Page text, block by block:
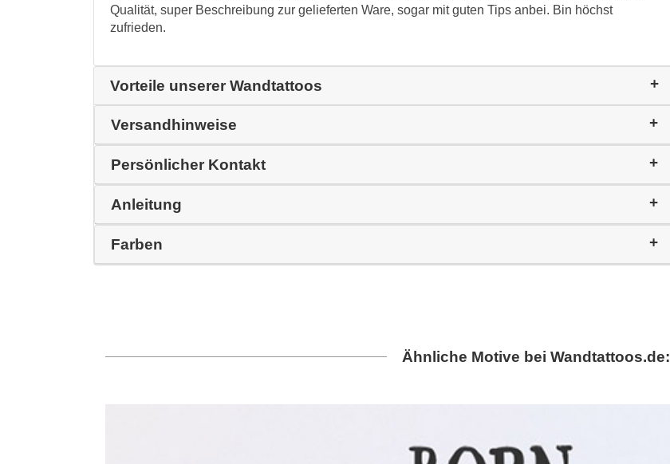
Qualität, super Beschreibung zur gelieferten Ware, sogar mit guten Tips anbei. Bin höchst
zufrieden.
Vorteile unserer Wandtattoos
Versandhinweise
Persönlicher Kontakt
Anleitung
Farben
Ähnliche Motive bei Wandtattoos.de: